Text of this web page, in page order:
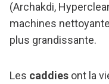
(Archakdi,
machines
plus grandissante.
Les caddies ont la